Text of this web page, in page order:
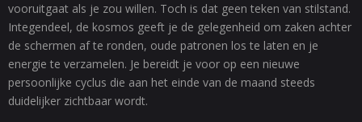
vooruitgaat als je zou willen. Toch is dat geen teken van stilstand.
Integendeel, de kosmos geeft je de gelegenheid om zaken achter
de schermen af te ronden, oude patronen los te laten en je
energie te verzamelen. Je bereidt je voor op een nieuwe
persoonlijke cyclus die aan het einde van de maand steeds
duidelijker zichtbaar wordt.